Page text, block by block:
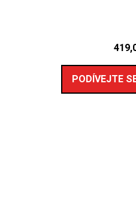
PODÍVEJTE